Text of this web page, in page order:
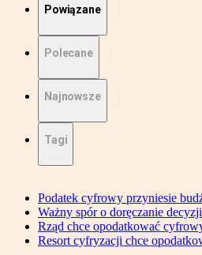
Powiązane
Polecane
Najnowsze
Tagi
Podatek cyfrowy przyniesie
Ważny spór o doręczanie
Rząd chce opodatkować
Resort cyfryzacji chce